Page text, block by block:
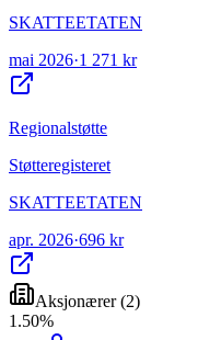
SKATTEETATEN
mai 2026·1 271 kr
Regionalstøtte
Støtteregisteret
SKATTEETATEN
apr. 2026·696 kr
Aksjonærer(2)
1 .50%